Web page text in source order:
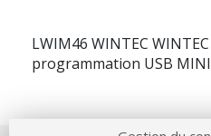
LWIM46 WINTEC WINTEC
programmation USB